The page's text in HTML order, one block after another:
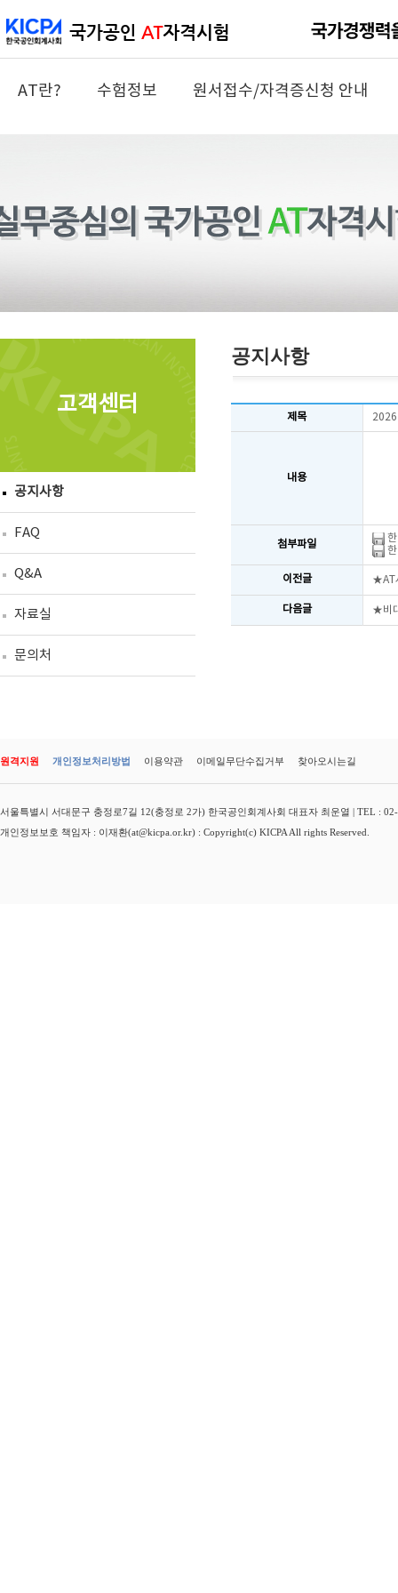
AT란? 수험정보 원서접수/자격증신청 안내
고객센터
공지사항
FAQ
Q&A
자료실
문의처
공지사항
제목 2026
내용
첨부파일
이전글 ★AT
다음글 ★비
원격지원 개인정보처리방법 이용약관 이메일무단수집거부 찾아오시는길
서울특별시 서대문구 충정로7길 12(충정로 2가) 한국공인회계사회 대표자 최운열 | TEL :
개인정보보호 책임자 : 이재환(at@kicpa.or.kr) : Copyright(c) KICPA All rights Reserved.